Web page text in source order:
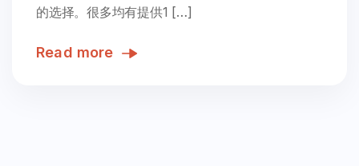
的选择。很多均有提供1 […]
Read more